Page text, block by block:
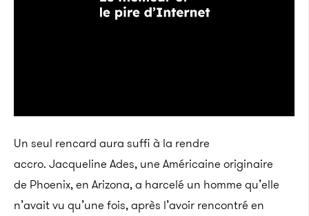
Un seul rencard aura suffi à la rendre
accro. Jacqueline Ades, une Américaine originaire
de Phoenix, en Arizona, a harcelé un homme qu’elle
n’avait vu qu’une fois, après l’avoir rencontré en